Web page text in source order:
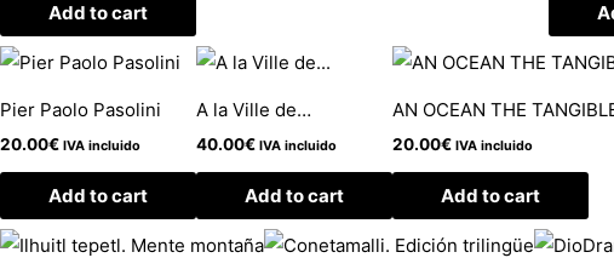
Add to cart
Pier Paolo Pasolini
20.00€ IVA incluido
Add to cart
A la Ville de…
40.00€ IVA incluido
Add to cart
AN OCEAN THE
20.00€ IVA incluido
Add to cart